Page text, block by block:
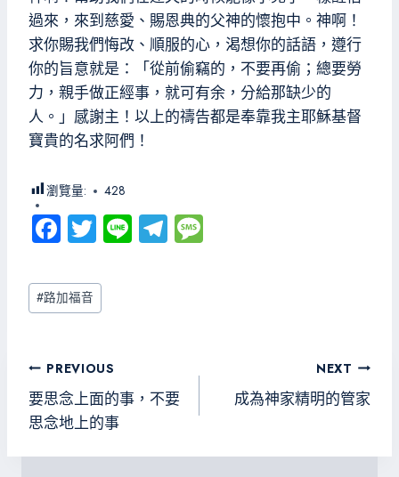
過來，來到慈愛、賜恩典的父神的懷抱中。神啊！
求你賜我們悔改、順服的心，渴想你的話語，遵行
你的旨意就是：「從前偷竊的，不要再偷；總要勞
力，親手做正經事，就可有余，分給那缺少的
人。」感謝主！以上的禱告都是奉靠我主耶穌基督
寶貴的名求阿們！
瀏覽量: 428
Fa
ce
b
o
T
wi
tt
er
Li
ne
Te
le
Post
Tags:
#路加福音
文
章
導
覽
PREVIOUS
要思念上面的事，不要
思念地上的事
NEXT
成為神家精明的管家